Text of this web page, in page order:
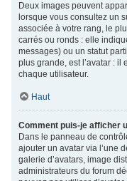
Deux images peuvent
lorsque vous consultez un
associée à votre rang, le
carrés ou ronds : elle
messages) ou un statut
plus grande, est l’avatar :
chaque utilisateur.
Haut
Comment puis-je afficher
Dans le panneau de
ajouter un avatar via l’une
galerie d’avatars, image
administrateurs du forum